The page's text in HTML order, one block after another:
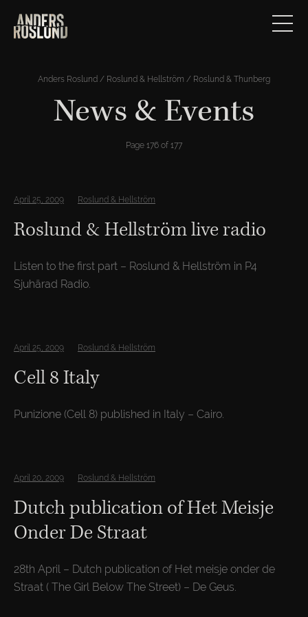
Anders Roslund / Roslund & Hellström / Roslund & Thunberg
News & Events
Page 176 of 177
April 25, 2009 Roslund & Hellström
Roslund & Hellström live radio
Listen to the first part – Roslund & Hellström in P4
Sjuhärad Radio.
April 25, 2009 Roslund & Hellström
Cell 8 Italy
Punizione (Cell 8) published in Italy – Cairo.
April 20, 2009 Roslund & Hellström
Dutch publication of Het Meisje
Onder De Straat
28th April – Dutch publication of Het meisje onder de
Straat ( The Girl Below The Street) – De Geus.